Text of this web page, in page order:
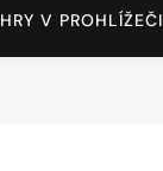
HRY V PROHLÍŽEČI